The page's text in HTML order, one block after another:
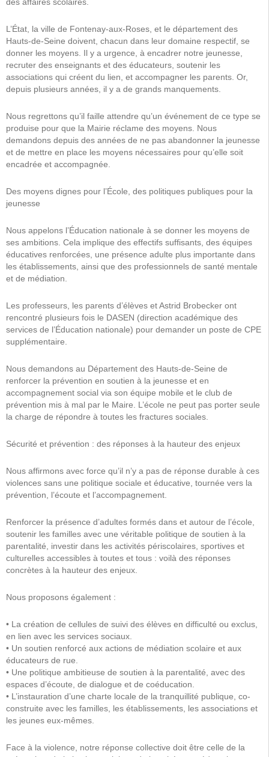
L’État, la ville de Fontenay-aux-Roses, et le département des
Hauts-de-Seine doivent, chacun dans leur domaine respectif, se
donner les moyens. Il y a urgence, à encadrer notre jeunesse,
recruter des enseignants et des éducateurs, soutenir les
associations qui créent du lien, et accompagner les parents. Or,
depuis plusieurs années, il y a de grands manquements.
Nous regrettons qu’il faille attendre qu’un événement de ce type se
produise pour que la Mairie réclame des moyens. Nous
demandons depuis des années de ne pas abandonner la jeunesse
et de mettre en place les moyens nécessaires pour qu’elle soit
encadrée et accompagnée.
Des moyens dignes pour l’École, des politiques publiques pour la
jeunesse
Nous appelons l’Éducation nationale à se donner les moyens de
ses ambitions. Cela implique des effectifs suffisants, des équipes
éducatives renforcées, une présence adulte plus importante dans
les établissements, ainsi que des professionnels de santé mentale
et de médiation.
Les professeurs, les parents d’élèves et Astrid Brobecker ont
rencontré plusieurs fois le DASEN (direction académique des
services de l’Éducation nationale) pour demander un poste de CPE
supplémentaire.
Nous demandons au Département des Hauts-de-Seine de
renforcer la prévention en soutien à la jeunesse et en
accompagnement social via son équipe mobile et le club de
prévention mis à mal par le Maire. L’école ne peut pas porter seule
la charge de répondre à toutes les fractures sociales.
Sécurité et prévention : des réponses à la hauteur des enjeux
Nous affirmons avec force qu’il n’y a pas de réponse durable à ces
violences sans une politique sociale et éducative, tournée vers la
prévention, l’écoute et l’accompagnement.
Renforcer la présence d’adultes formés dans et autour de l’école,
soutenir les familles avec une véritable politique de soutien à la
parentalité, investir dans les activités périscolaires, sportives et
culturelles accessibles à toutes et tous : voilà des réponses
concrètes à la hauteur des enjeux.
Nous proposons également :
• La création de cellules de suivi des élèves en difficulté ou exclus,
en lien avec les services sociaux.
• Un soutien renforcé aux actions de médiation scolaire et aux
éducateurs de rue.
• Une politique ambitieuse de soutien à la parentalité, avec des
espaces d’écoute, de dialogue et de coéducation.
• L’instauration d’une charte locale de la tranquillité publique, co-
construite avec les familles, les établissements, les associations et
les jeunes eux-mêmes.
Face à la violence, notre réponse collective doit être celle de la